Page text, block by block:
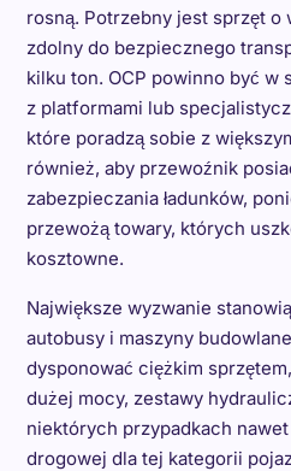
rosną. Potrzebny jest sprzęt o
zdolny do bezpiecznego
kilku ton. OCP powinno być w
z platformami lub
które poradzą sobie z
również, aby przewoźnik
zabezpieczania ładunków,
przewożą towary, których
kosztowne.
Największe wyzwanie
autobusy i maszyny
dysponować ciężkim
dużej mocy, zestawy
niektórych przypadkach
drogowej dla tej kategorii